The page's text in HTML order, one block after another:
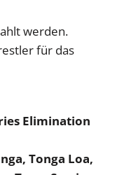
werden.
für das
Elimination
Tonga Loa,